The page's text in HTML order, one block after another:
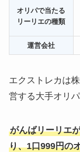
オリパで当たる
リーリエの種類
運営会社
エクストレカは
営する大手オリパ
がんばリーリエ
り、1口999円の